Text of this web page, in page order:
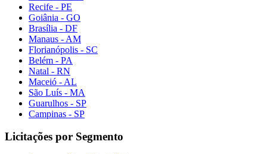
Recife - PE
Goiânia - GO
Brasília - DF
Manaus - AM
Florianópolis - SC
Belém - PA
Natal - RN
Maceió - AL
São Luís - MA
Guarulhos - SP
Campinas - SP
Licitações por Segmento